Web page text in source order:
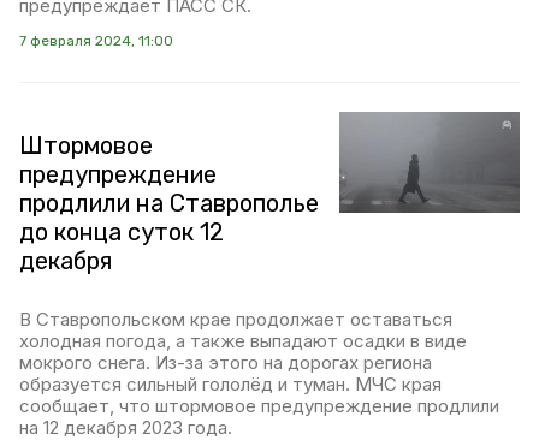
предупреждает ПАСС СК.
7 февраля 2024, 11:00
Штормовое
предупреждение
продлили на Ставрополье
до конца суток 12
декабря
В Ставропольском крае продолжает оставаться
холодная погода, а также выпадают осадки в виде
мокрого снега. Из-за этого на дорогах региона
образуется сильный гололёд и туман. МЧС края
сообщает, что штормовое предупреждение продлили
на 12 декабря 2023 года.